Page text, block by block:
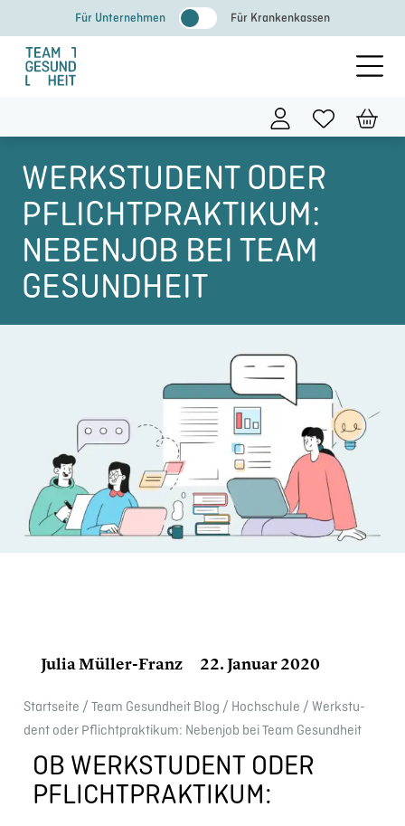
Inhalt
springen
Für Unternehmen Für Krankenkassen
WERKSTUDENT ODER
PFLICHTPRAKTIKUM:
NEBENJOB BEI TEAM
GESUNDHEIT
Julia Müller-Franz 22. Januar 2020
Start­seite / Team Gesund­heit Blog / Hochschule / Werkstu­
dent oder Pflicht­prak­ti­kum: Nebenjob bei Team Gesund­heit
OB WERKSTU­DENT ODER
PFLICHT­PRAK­TI­KUM: